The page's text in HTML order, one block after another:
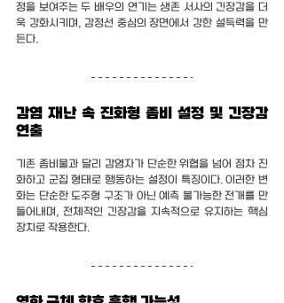
정을 보여주는 두 배우의 연기는 생존 서사의 긴장감을 더
욱 강화시키며, 감정선 중심의 장면에서 강한 설득력을 만
든다.
감염 재난 속 진화형 좀비 설정 및 긴장감
연출
기존 좀비물과 달리 감염자가 단순한 위협을 넘어 점차 진
화하고 군집 형태로 행동하는 설정이 특징이다. 이러한 변
화는 단순한 도주형 구조가 아닌 예측 불가능한 전개를 만
들어내며, 전체적인 긴장감을 지속적으로 유지하는 핵심
장치로 작용한다.